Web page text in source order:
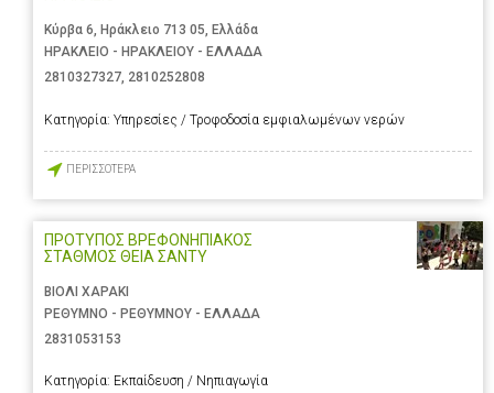
Κύρβα 6, Ηράκλειο 713 05, Ελλάδα
ΗΡΑΚΛΕΙΟ - ΗΡΑΚΛΕΙΟΥ - ΕΛΛΑΔΑ
2810327327, 2810252808
Κατηγορία: Υπηρεσίες / Τροφοδοσία εμφιαλωμένων νερών
ΠΕΡΙΣΣΟΤΕΡΑ
ΠΡΟΤΥΠΟΣ ΒΡΕΦΟΝΗΠΙΑΚΟΣ
ΣΤΑΘΜΟΣ ΘΕΙΑ ΣΑΝΤΥ
ΒΙΟΛΙ ΧΑΡΑΚΙ
ΡΕΘΥΜΝΟ - ΡΕΘΥΜΝΟΥ - ΕΛΛΑΔΑ
2831053153
Κατηγορία: Εκπαίδευση / Νηπιαγωγία